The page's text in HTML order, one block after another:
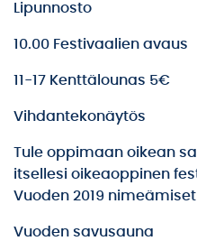
Lipunnosto
10.00 Festivaalien avaus
11-17 Kenttälounas 5€
Vihdantekonäytös
Tule oppimaan oikean
itsellesi oikeaoppinen
Vuoden 2019
Vuoden savusauna